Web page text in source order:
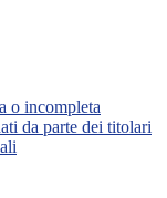
o incompleta
da parte dei titolari